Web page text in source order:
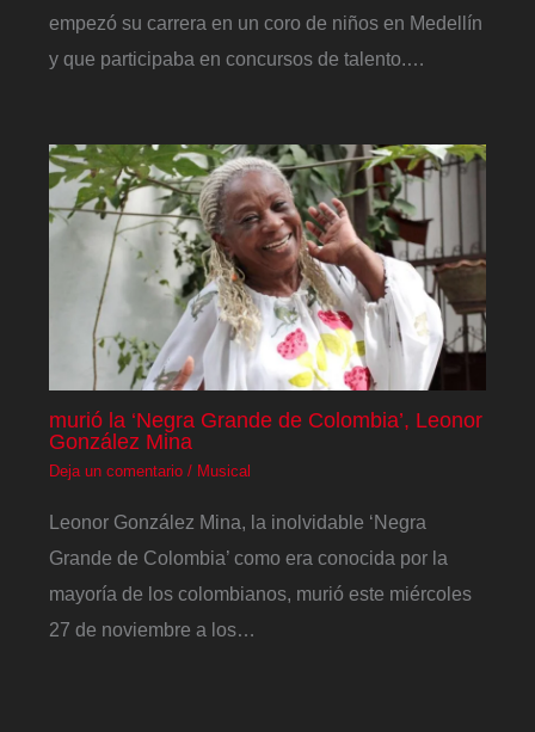
empezó su carrera en un coro de niños en Medellín
y que participaba en concursos de talento.…
murió la ‘Negra Grande de Colombia’, Leonor
González Mina
Deja un comentario / Musical
Leonor González Mina, la inolvidable ‘Negra
Grande de Colombia’ como era conocida por la
mayoría de los colombianos, murió este miércoles
27 de noviembre a los…